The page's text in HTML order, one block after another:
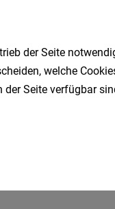
der Seite
welche
Seite verfügbar